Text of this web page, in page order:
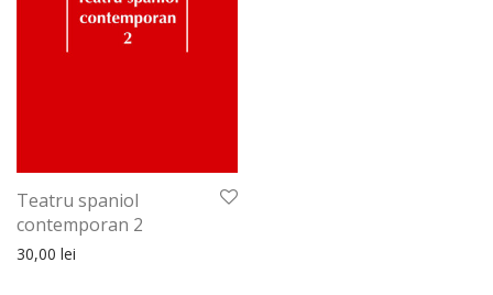
Teatru spaniol
contemporan 2
30,00 lei